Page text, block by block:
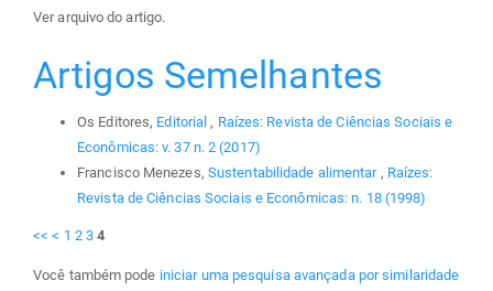
Ver arquivo do artigo.
Artigos Semelhantes
Os Editores, Editorial , Raízes: Revista de Ciências Sociais e
Econômicas: v. 37 n. 2 (2017)
Francisco Menezes, Sustentabilidade alimentar , Raízes:
Revista de Ciências Sociais e Econômicas: n. 18 (1998)
<< < 1 2 3 4
Você também pode iniciar uma pesquisa avançada por similaridade